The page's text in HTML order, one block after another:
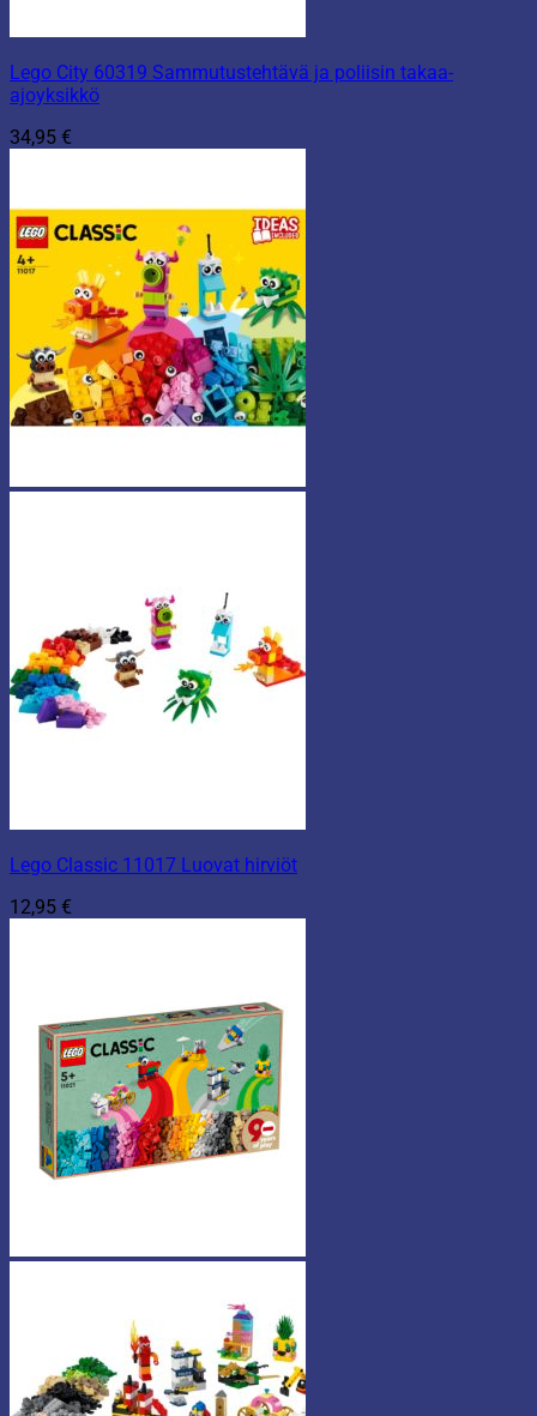
Lego City 60319 Sammutustehtävä ja poliisin takaa-
ajoyksikkö
34,95 €
Lego Classic 11017 Luovat hirviöt
12,95 €